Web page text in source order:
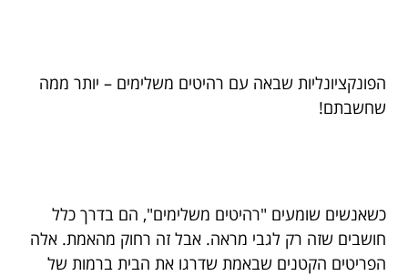
הפונקציונליות שבאה עם רהיטים משלימים – יותר ממה
שחשבתם!
כשאנשים שומעים "רהיטים משלימים", הם בדרך כלל
חושבים שזה רק לגבי מראה. אבל זה רחוק מהאמת. אלה
הפריטים הקטנים שבאמת שדרגו את הבית ברמות של